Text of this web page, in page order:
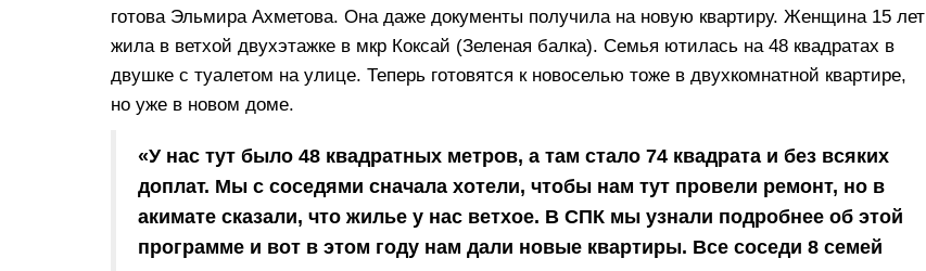
готова Эльмира Ахметова. Она даже документы получила на новую квартиру. Женщина 15 лет
жила в ветхой двухэтажке в мкр Коксай (Зеленая балка). Семья ютилась на 48 квадратах в
двушке с туалетом на улице. Теперь готовятся к новоселью тоже в двухкомнатной квартире,
но уже в новом доме.
«У нас тут было 48 квадратных метров, а там стало 74 квадрата и без всяких
доплат. Мы с соседями сначала хотели, чтобы нам тут провели ремонт, но в
акимате сказали, что жилье у нас ветхое. В СПК мы узнали подробнее об этой
программе и вот в этом году нам дали новые квартиры. Все соседи 8 семей